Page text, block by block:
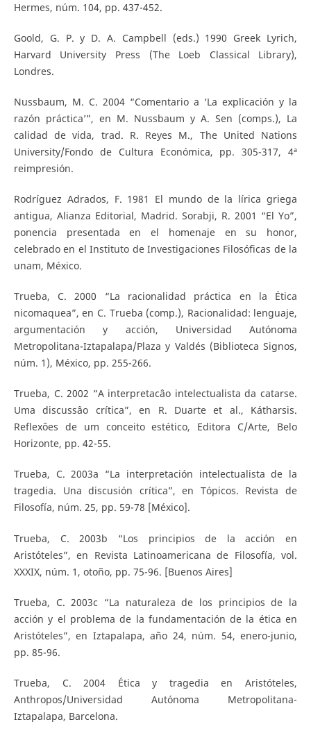
Hermes, núm. 104, pp. 437-452.
Goold, G. P. y D. A. Campbell (eds.) 1990 Greek Lyrich,
Harvard University Press (The Loeb Classical Library),
Londres.
Nussbaum, M. C. 2004 “Comentario a ‘La explicación y la
razón práctica’”, en M. Nussbaum y A. Sen (comps.), La
calidad de vida, trad. R. Reyes M., The United Nations
University/Fondo de Cultura Económica, pp. 305-317, 4ª
reimpresión.
Rodríguez Adrados, F. 1981 El mundo de la lírica griega
antigua, Alianza Editorial, Madrid. Sorabji, R. 2001 “El Yo”,
ponencia presentada en el homenaje en su honor,
celebrado en el Instituto de Investigaciones Filosóficas de la
unam, México.
Trueba, C. 2000 “La racionalidad práctica en la Ética
nicomaquea”, en C. Trueba (comp.), Racionalidad: lenguaje,
argumentación y acción, Universidad Autónoma
Metropolitana-Iztapalapa/Plaza y Valdés (Biblioteca Signos,
núm. 1), México, pp. 255-266.
Trueba, C. 2002 “A interpretacâo intelectualista da catarse.
Uma discussâo crítica”, en R. Duarte et al., Kátharsis.
Reflexôes de um conceito estético, Editora C/Arte, Belo
Horizonte, pp. 42-55.
Trueba, C. 2003a “La interpretación intelectualista de la
tragedia. Una discusión crítica”, en Tópicos. Revista de
Filosofía, núm. 25, pp. 59-78 [México].
Trueba, C. 2003b “Los principios de la acción en
Aristóteles”, en Revista Latinoamericana de Filosofía, vol.
XXXIX, núm. 1, otoño, pp. 75-96. [Buenos Aires]
Trueba, C. 2003c “La naturaleza de los principios de la
acción y el problema de la fundamentación de la ética en
Aristóteles”, en Iztapalapa, año 24, núm. 54, enero-junio,
pp. 85-96.
Trueba, C. 2004 Ética y tragedia en Aristóteles,
Anthropos/Universidad Autónoma Metropolitana-
Iztapalapa, Barcelona.